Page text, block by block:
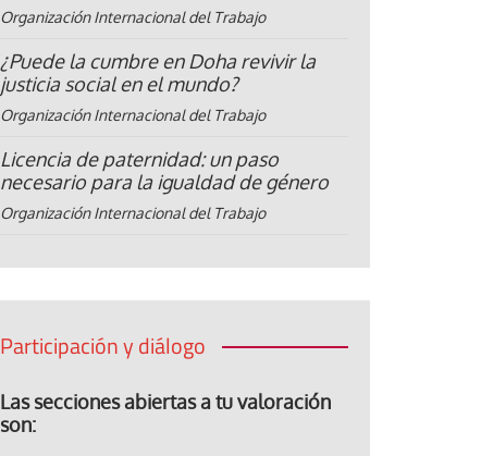
Organización Internacional del Trabajo
¿Puede la cumbre en Doha revivir la
justicia social en el mundo?
Organización Internacional del Trabajo
Licencia de paternidad: un paso
necesario para la igualdad de género
Organización Internacional del Trabajo
Participación y diálogo
Las secciones abiertas a tu valoración
son: